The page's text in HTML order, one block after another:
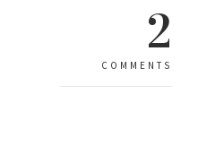
2
COMMENTS